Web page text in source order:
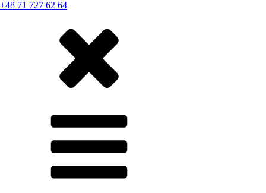
+48 71 727 62 64